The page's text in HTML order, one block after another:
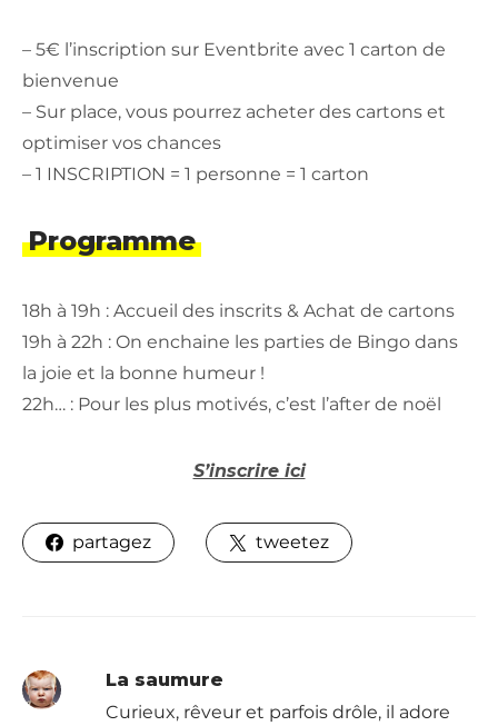
– 5€ l’inscription sur Eventbrite avec 1 carton de
bienvenue
– Sur place, vous pourrez acheter des cartons et
optimiser vos chances
– 1 INSCRIPTION = 1 personne = 1 carton
Programme
18h à 19h : Accueil des inscrits & Achat de cartons
19h à 22h : On enchaine les parties de Bingo dans
la joie et la bonne humeur !
22h… : Pour les plus motivés, c’est l’after de noël
S’inscrire ici
partagez tweetez
La saumure
Curieux, rêveur et parfois drôle, il adore